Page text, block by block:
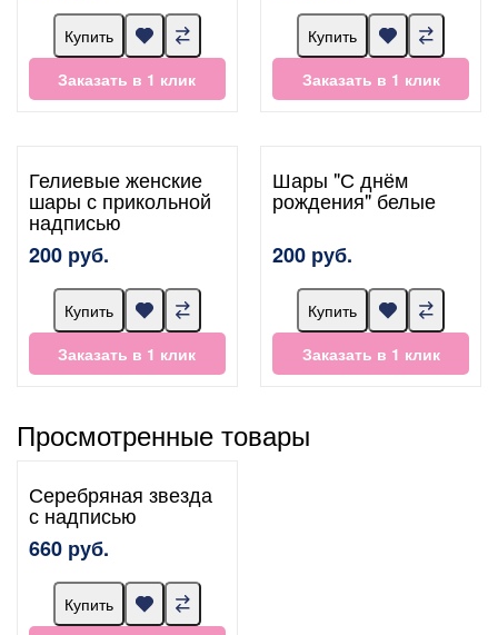
Купить
Заказать в 1 клик
Купить
Заказать в 1 клик
Гелиевые женские
шары с прикольной
надписью
200 руб.
Купить
Заказать в 1 клик
Шары "С днём
рождения" белые
200 руб.
Купить
Заказать в 1 клик
Просмотренные товары
Серебряная звезда
с надписью
660 руб.
Купить